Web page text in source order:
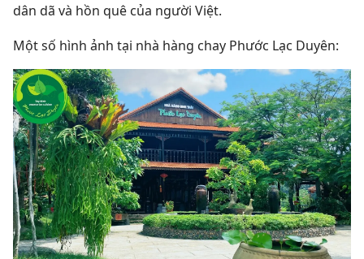
dân dã và hồn quê của người Việt.
Một số hình ảnh tại nhà hàng chay Phước Lạc Duyên: